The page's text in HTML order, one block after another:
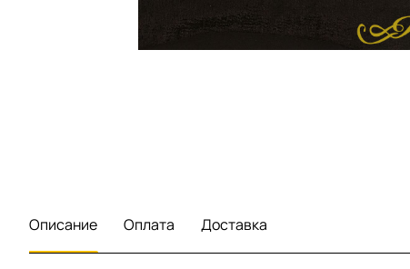
Описание Оплата Доставка